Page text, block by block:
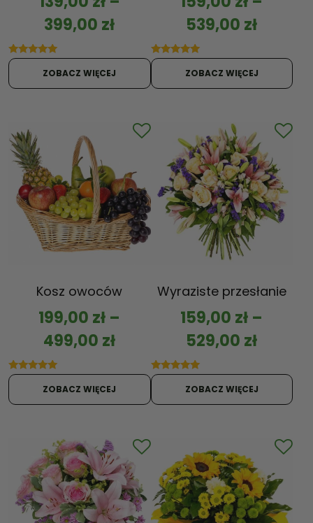
399,00 zł
ZOBACZ WIĘCEJ
539,00 zł
ZOBACZ WIĘCEJ
Kosz owoców
199,00 zł –
499,00 zł
ZOBACZ WIĘCEJ
Wyraziste przesłanie
159,00 zł –
529,00 zł
ZOBACZ WIĘCEJ